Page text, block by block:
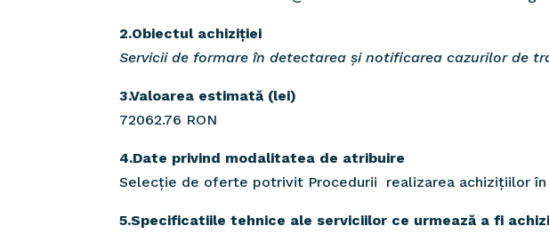
2.Obiectul achiziției
Servicii de formare în detectarea și notificarea cazurilor de
3.Valoarea estimată (lei)
72062.76 RON
4.Date privind modalitatea de atribuire
Selecție de oferte potrivit Procedurii realizarea achizițiilor în
5.Specificatiile tehnice ale serviciilor ce urmează a fi